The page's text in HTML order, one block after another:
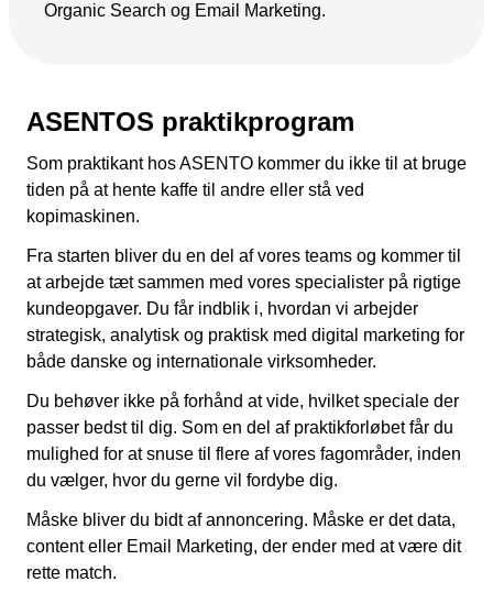
Organic Search og Email Marketing.
ASENTOS praktikprogram
Som praktikant hos ASENTO kommer du ikke til at bruge
tiden på at hente kaffe til andre eller stå ved
kopimaskinen.
Fra starten bliver du en del af vores teams og kommer til
at arbejde tæt sammen med vores specialister på rigtige
kundeopgaver. Du får indblik i, hvordan vi arbejder
strategisk, analytisk og praktisk med digital marketing for
både danske og internationale virksomheder.
Du behøver ikke på forhånd at vide, hvilket speciale der
passer bedst til dig. Som en del af praktikforløbet får du
mulighed for at snuse til flere af vores fagområder, inden
du vælger, hvor du gerne vil fordybe dig.
Måske bliver du bidt af annoncering. Måske er det data,
content eller Email Marketing, der ender med at være dit
rette match.